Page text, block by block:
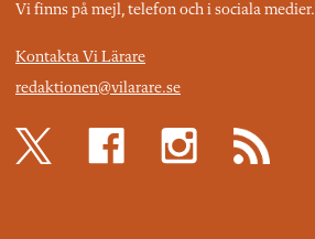
Vi finns på mejl, telefon och i sociala medier.
Kontakta Vi Lärare
redaktionen@vilarare.se